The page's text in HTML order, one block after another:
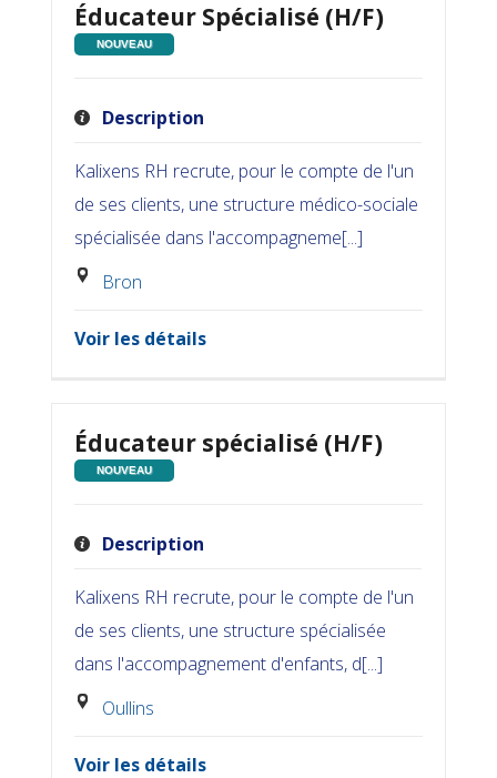
Éducateur Spécialisé (H/F)
NOUVEAU
Description
Kalixens RH recrute, pour le compte de l'un
de ses clients, une structure médico-sociale
spécialisée dans l'accompagneme[...]
Bron
Voir les détails
Éducateur spécialisé (H/F)
NOUVEAU
Description
Kalixens RH recrute, pour le compte de l'un
de ses clients, une structure spécialisée
dans l'accompagnement d'enfants, d[...]
Oullins
Voir les détails